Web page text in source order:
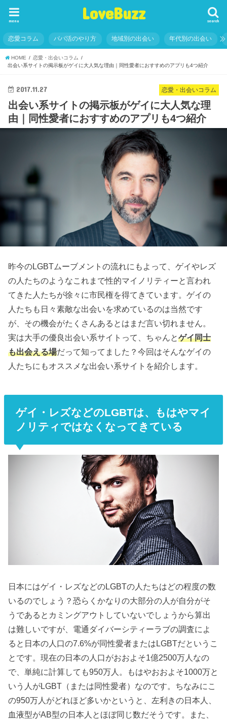
LoveBuzz search
menu
恋愛コラム パパ活のやり方 地域別の出会い 年代別の出会い
HOME
恋愛・出会いコラム
出会い系サイトの掲示板がゲイに大人気な理由｜同性愛者におすすめのアプリも4つ紹介
恋愛・出会いコラム
2017.11.27
出会い系サイトの掲示板がゲイに大人気な理
由｜同性愛者におすすめのアプリも4つ紹介
昨今のLGBTムーブメントの流れにもよって、ゲイやレズ
の人たちのようなこれまで性的マイノリティーと言われ
てきた人たちが徐々に市民権を得てきています。ゲイの
人たちも日々素敵な出会いを求めているのは当然です
が、その機会がたくさんあるとはまだ言い切れません。
実は大手の優良出会い系サイトって、ちゃんとゲイ同士
も出会える場だって知ってました？今回はそんなゲイの
人たちにもオススメな出会い系サイトを紹介します。
ゲイ・レズなどのLGBTは、もはやマイ
ノリティではなくなってきている
日本にはゲイ・レズなどのLGBTの人たちはどの程度の数
いるのでしょう？恐らくかなりの大部分の人が自分がそ
うであるとカミングアウトしていないでしょうから算出
は難しいですが、電通ダイバーシティーラブの調査によ
ると日本の人口の7.6%が同性愛者またはLGBTだというこ
とです。現在の日本の人口がおおよそ1億2500万人なの
で、単純に計算しても950万人。もはやおおよそ1000万と
いう人がLGBT（または同性愛者）なのです。ちなみにこ
の950万人がどれほど多いかというと、左利きの日本人、
血液型がAB型の日本人とほぼ同じ数だそうです。また、